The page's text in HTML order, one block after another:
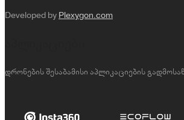
Developed by Plexygon.com
დრონების შესაბამისი აპლიკაციების